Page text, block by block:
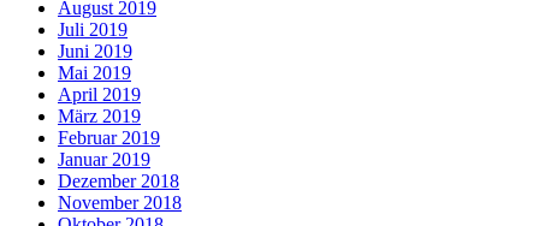
August 2019
Juli 2019
Juni 2019
Mai 2019
April 2019
März 2019
Februar 2019
Januar 2019
Dezember 2018
November 2018